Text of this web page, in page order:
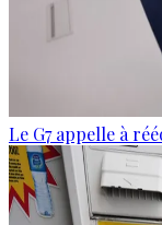
Le G7 appelle à